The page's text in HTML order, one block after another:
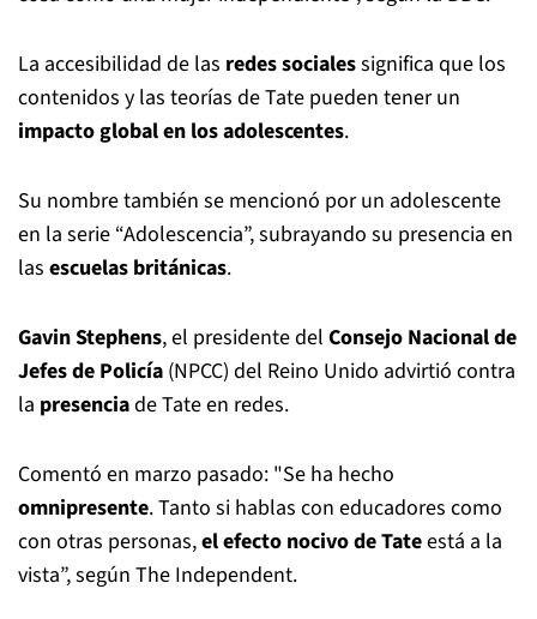
La accesibilidad de las redes socialessignifica que los
contenidos y las teorías de Tate pueden tener un
impacto global en los adolescentes.
Su nombre también se mencionó por un adolescente
en la serie “Adolescencia”, subrayando su presencia en
las escuelas británicas.
Gavin Stephens, el presidente del Consejo Nacional de
Jefes de Policía (NPCC) del Reino Unido advirtió contra
la presenciade Tate en redes.
Comentó en marzo pasado: "Se ha hecho
omnipresente. Tanto si hablas con educadores como
con otras personas,el efecto nocivo de Tateestá a la
vista”, según The Independent.